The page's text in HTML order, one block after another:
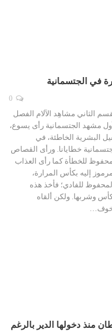
في الجتسمانية
الثاني مشاهِد الآلام الفصل
مشهد الجتسمانية رأى يسوع،
البشرية الخاطئة، في
خطايانا. ورأى القصاص
للخطأة كما رأى العذاب
إليه بكأس المرارة،
للفادي؛ فأخذ هذه
وشربها. ولكن ألقاه
منذ دخولها الدير بالرغم